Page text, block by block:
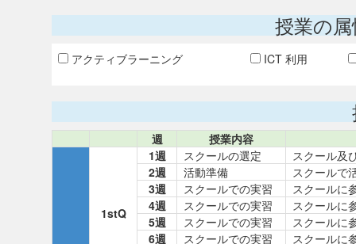
授業の
アクティブラーニング ICT 利用
週 授業内容
1stQ
1週 スクールの選定
スクール及
2週
活動準備
スクールで
3週
スクールでの実習
スクールに
4週
スクールでの実習
スクールに
5週
スクールでの実習
スクールに
6週
スクールでの実習
スクールに